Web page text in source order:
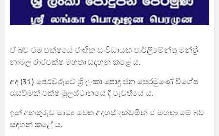
ඒ බව එම පක්ෂයේ ජාතික සංවිධායක පාර්ලිමේන්තු මන්ත්‍රී
නාමල් රාජපක්ෂ මහතා සඳහන් කළේ ය.
අද (31) පෙරවරුවේ ශ්‍රී ලංකා පොදු ජන පෙරමුණේ විශේෂ
රැස්වීමක් පක්ෂ මූලස්ථානයේ දී පැවතියේ ය.
ඉන් අනතුරුව මාධ්‍ය වෙත අදහස් දක්වමින් ඒ මහතා මේ බව
සඳහන් කළේ ය.